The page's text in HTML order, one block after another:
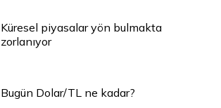
Küresel piyasalar yön bulmakta
zorlanıyor
Bugün Dolar/TL ne kadar?